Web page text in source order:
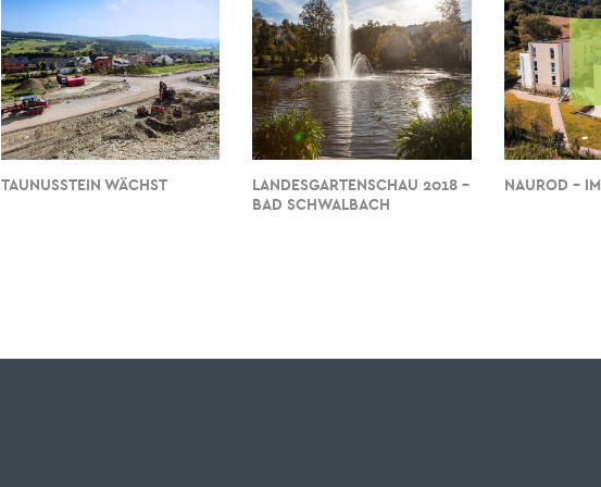
TAUNUSSTEIN WÄCHST
LANDESGARTENSCHAU 2018 -
BAD SCHWALBACH
NAUROD -